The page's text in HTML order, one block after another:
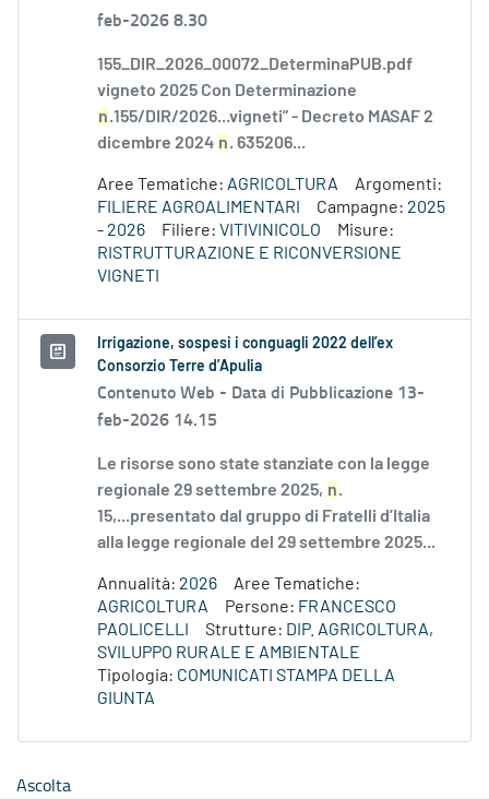
feb-2026 8.30
155_DIR_2026_00072_DeterminaPUB.pdf
vigneto 2025 Con Determinazione
n.155/DIR/2026...vigneti” - Decreto MASAF 2
dicembre 2024 n. 635206...
Aree Tematiche: AGRICOLTURA
Argomenti:
FILIERE AGROALIMENTARI
Campagne: 2025
- 2026
Filiere: VITIVINICOLO
Misure:
RISTRUTTURAZIONE E RICONVERSIONE
VIGNETI
Irrigazione, sospesi i conguagli 2022 dell’ex
Consorzio Terre d’Apulia
Contenuto Web - Data di Pubblicazione 13-
feb-2026 14.15
Le risorse sono state stanziate con la legge
regionale 29 settembre 2025, n.
15,...presentato dal gruppo di Fratelli d’Italia
alla legge regionale del 29 settembre 2025...
Annualità: 2026
Aree Tematiche:
AGRICOLTURA
Persone: FRANCESCO
PAOLICELLI
Strutture: DIP. AGRICOLTURA,
SVILUPPO RURALE E AMBIENTALE
Tipologia: COMUNICATI STAMPA DELLA
GIUNTA
Ascolta